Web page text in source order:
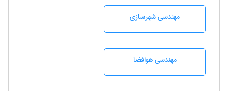
مهندسی شهرسازی
مهندسی هوافضا